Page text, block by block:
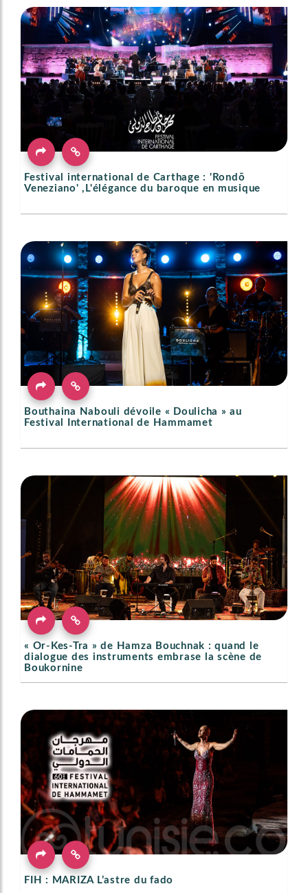
Festival international de Carthage : 'Rondō
Veneziano' ,L'élégance du baroque en musique
Bouthaina Nabouli dévoile « Doulicha » au
Festival International de Hammamet
« Or-Kes-Tra » de Hamza Bouchnak : quand le
dialogue des instruments embrase la scène de
Boukornine
FIH : MARIZA L’astre du fado